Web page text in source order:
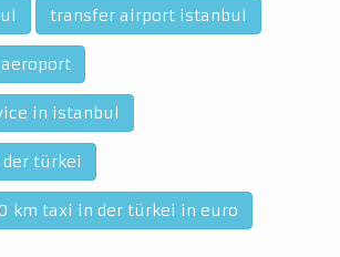
transfer airport istanbul
in istanbul
türkei
km taxi in der türkei in euro